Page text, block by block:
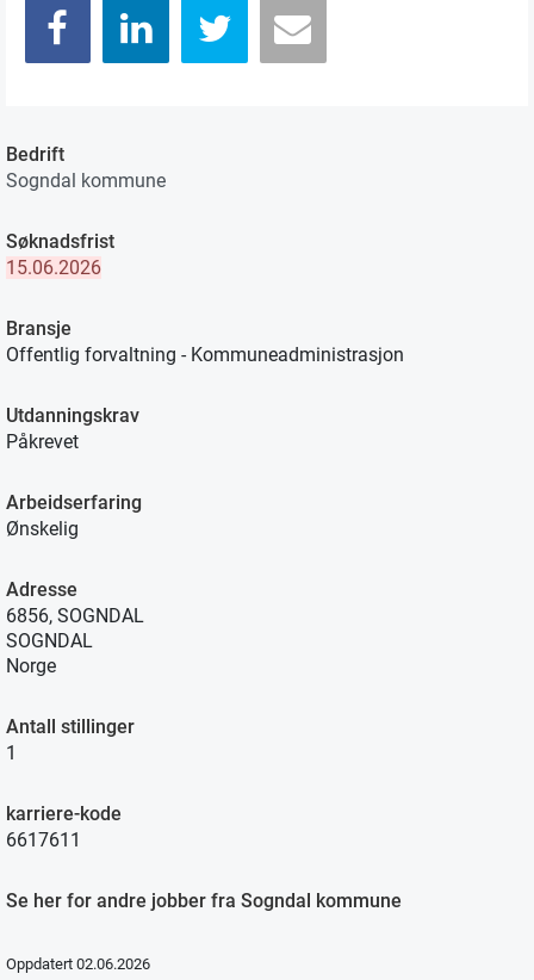
Bedrift
Sogndal kommune
Søknadsfrist
15.06.2026
Bransje
Offentlig forvaltning - Kommuneadministrasjon
Utdanningskrav
Påkrevet
Arbeidserfaring
Ønskelig
Adresse
6856, SOGNDAL
SOGNDAL
Norge
Antall stillinger
1
karriere-kode
6617611
Se her for andre jobber fra Sogndal kommune
Oppdatert 02.06.2026